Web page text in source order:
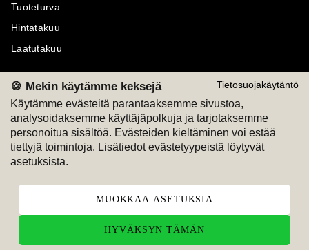
Tietosuojakäytäntö
🍪 Mekin käytämme keksejä
Käytämme evästeitä parantaaksemme sivustoa,
analysoidaksemme käyttäjäpolkuja ja tarjotaksemme
personoitua sisältöä. Evästeiden kieltäminen voi estää
tiettyjä toimintoja. Lisätiedot evästetyypeistä löytyvät
asetuksista.
MUOKKAA ASETUKSIA
HYVÄKSYN TÄMÄN
Tuoteturva
Hintatakuu
Laatutakuu
Maksutavat
M
Seuraa meitä